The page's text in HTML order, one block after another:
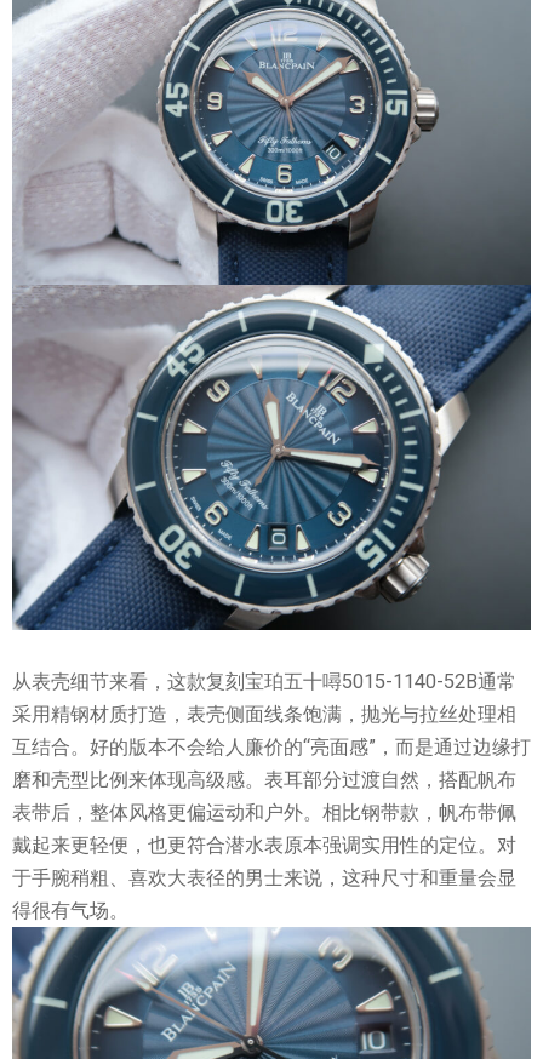
从表壳细节来看，这款复刻宝珀五十噚5015-1140-52B通常
采用精钢材质打造，表壳侧面线条饱满，抛光与拉丝处理相
互结合。好的版本不会给人廉价的“亮面感”，而是通过边缘打
磨和壳型比例来体现高级感。表耳部分过渡自然，搭配帆布
表带后，整体风格更偏运动和户外。相比钢带款，帆布带佩
戴起来更轻便，也更符合潜水表原本强调实用性的定位。对
于手腕稍粗、喜欢大表径的男士来说，这种尺寸和重量会显
得很有气场。